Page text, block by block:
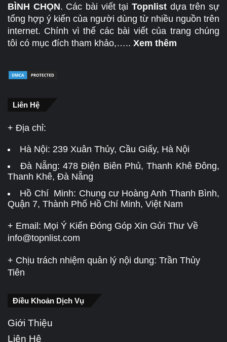
BÌNH CHỌN. Các bài viết tạiTopnlist dựa trên sự
tổng hợp ý kiến của người dùng từ nhiều nguồn trên
internet. Chính vì thế các bài viết của trang chúng
tôi có mục đích tham khảo,….. Xem thêm
Liên Hệ
+ Địa chỉ:
Hà Nội: 239 Xuân Thủy, Cầu Giấy, Hà Nội
Đà Nẵng:478 Điện Biên Phủ, Thanh Khê Đông,
Thanh Khê, Đà Nẵng
Hồ Chí Minh: Chung cư Hoàng Anh Thanh Bình,
Quận 7, Thành Phố Hồ Chí Minh, Việt Nam
+ Email: Mọi Ý Kiến Đóng Góp Xin Gửi Thư Về
info@topnlist.com
+ Chịu trách nhiệm quản lý nội dung: Trần Thủy
Tiên
Điều Khoản Dịch Vụ
Giới Thiệu
Liên Hệ